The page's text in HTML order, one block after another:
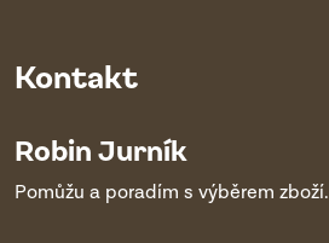
Kontakt
Robin Jurník
Pomůžu a poradím s výběrem zboží.